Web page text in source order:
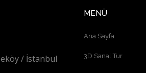
/ İstanbul
MENÜ
Ana Sayfa
3D Sanal Tur